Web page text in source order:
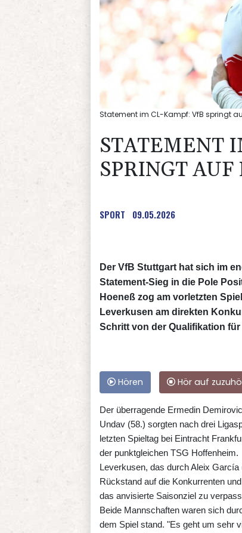
Statement im CL-Kampf: VfB springt auf
STATEMENT
SPRINGT
SPORT 09.05.2026
Der VfB Stuttgart hat sich im
Statement-Sieg in die Pole
Hoeneß zog am vorletzten
Leverkusen am direkten
Schritt von der Qualifikation
Hören Hör auf
Der überragende Ermedin
Undav (58.) sorgten nach drei
letzten Spieltag bei Eintracht
der punktgleichen TSG Hoffenheim.
Leverkusen, das durch Aleix
Rückstand auf die Konkurrenten
das anvisierte Saisonziel zu
Beide Mannschaften waren sich
dem Spiel stand. "Es geht um sehr